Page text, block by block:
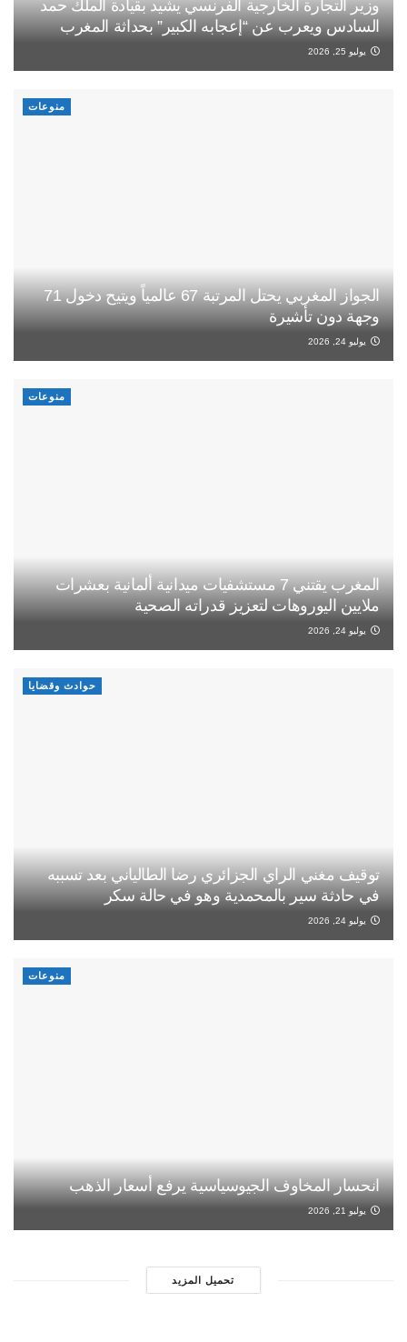
وزير التجارة الخارجية الفرنسي يشيد بقيادة الملك حمد
السادس ويعرب عن “إعجابه الكبير” بحداثة المغرب
يوليو 25, 2026
منوعات
الجواز المغربي يحتل المرتبة 67 عالمياً ويتيح دخول 71
وجهة دون تأشيرة
يوليو 24, 2026
منوعات
المغرب يقتني 7 مستشفيات ميدانية ألمانية بعشرات
ملايين اليوروهات لتعزيز قدراته الصحية
يوليو 24, 2026
حوادث وقضايا
توقيف مغني الراي الجزائري رضا الطالياني بعد تسببه
في حادثة سير بالمحمدية وهو في حالة سكر
يوليو 24, 2026
منوعات
انحسار المخاوف الجيوسياسية يرفع أسعار الذهب
يوليو 21, 2026
تحميل المزيد